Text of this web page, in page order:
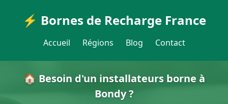
⚡ Bornes de Recharge France
Accueil Régions Blog Contact
🏠 Besoin d'un installateurs borne à
Bondy ?